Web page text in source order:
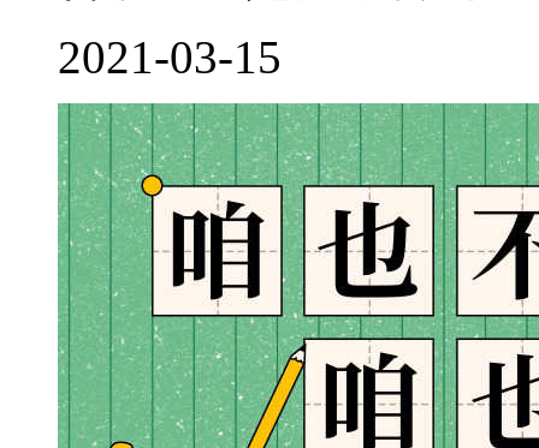
2021-03-15